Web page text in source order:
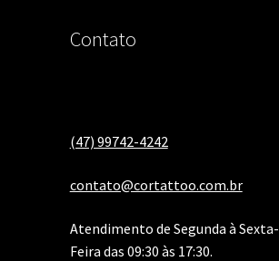
Contato
(47) 99742-4242
contato@cortattoo.com.br
Atendimento de Segunda à Sexta-
Feira das 09:30 às 17:30.